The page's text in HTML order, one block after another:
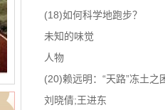
(18)如何科学地跑步？
未知的味觉
人物
(20)赖远明：“天路”冻土之
刘晓倩;王进东